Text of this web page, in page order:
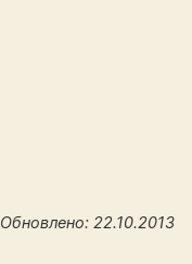
Обновлено: 22.10.2013